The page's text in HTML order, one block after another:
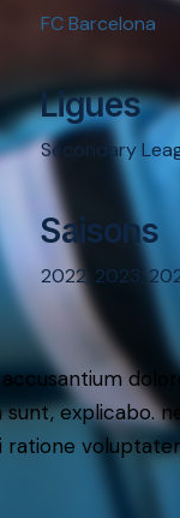
FC Barcelona
Ligues
Secondary
Saisons
2022, 2023,
explicabo.